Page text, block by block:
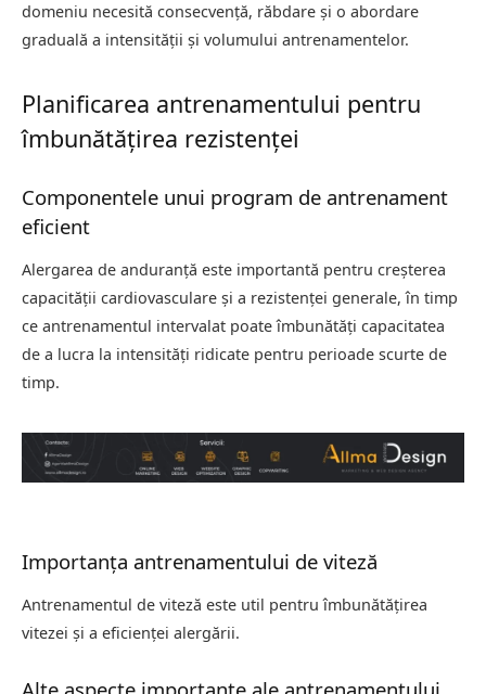
domeniu necesită consecvență, răbdare și o abordare
graduală a intensității și volumului antrenamentelor.
Planificarea antrenamentului pentru
îmbunătățirea rezistenței
Componentele unui program de antrenament
eficient
Alergarea de anduranță este importantă pentru creșterea
capacității cardiovasculare și a rezistenței generale, în timp
ce antrenamentul intervalat poate îmbunătăți capacitatea
de a lucra la intensități ridicate pentru perioade scurte de
timp.
Importanța antrenamentului de viteză
Antrenamentul de viteză este util pentru îmbunătățirea
vitezei și a eficienței alergării.